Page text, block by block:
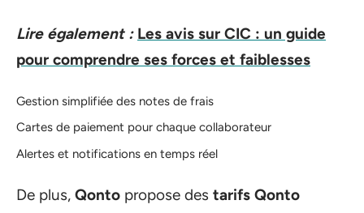
Lire également : Les avis sur CIC : un guide
pour comprendre ses forces et faiblesses
Gestion simplifiée des notes de frais
Cartes de paiement pour chaque collaborateur
Alertes et notifications en temps réel
De plus, Qonto propose des tarifs Qonto